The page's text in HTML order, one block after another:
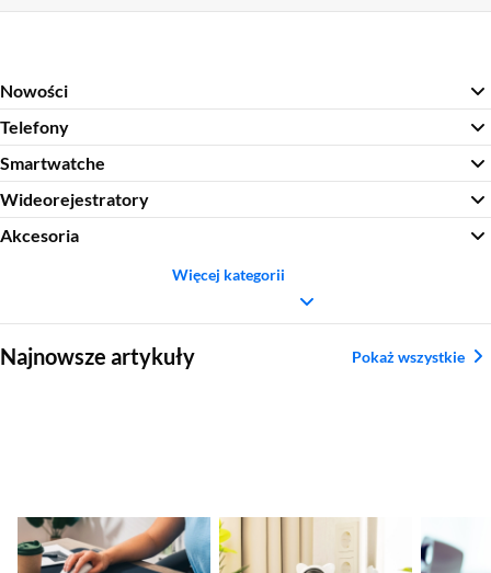
Nowości
Telefony
Smartwatche
Wideorejestratory
Akcesoria
Więcej kategorii
Najnowsze artykuły Pokaż wszystkie
Ranking klawiatur
mechanicznych 2026
Ranking kamer
zewnętrznych i Wi-Fi